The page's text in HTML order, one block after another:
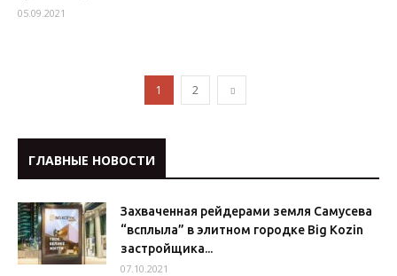
05.09.2021
1 2
ГЛАВНЫЕ НОВОСТИ
Захваченная рейдерами земля Самусева
“всплыла” в элитном городке Big Kozin
застройщика...
07.10.2021